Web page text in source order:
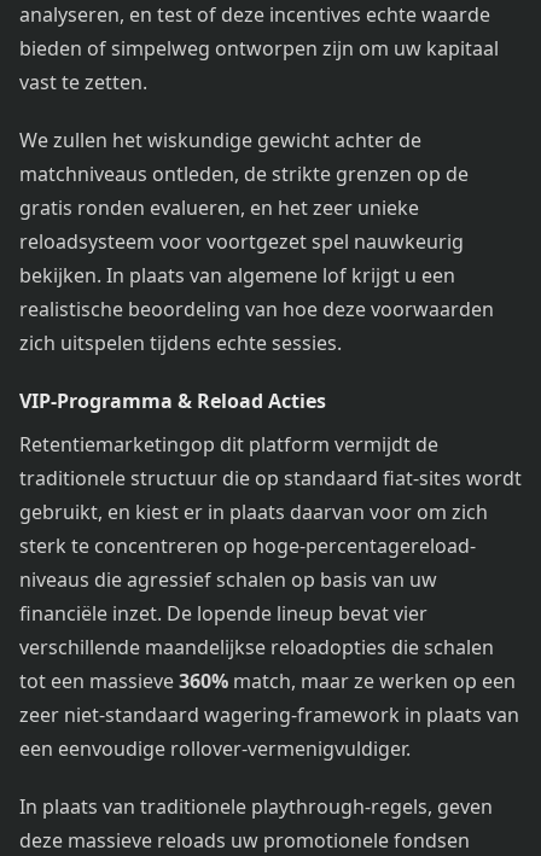
analyseren, en test of deze incentives echte waarde
bieden of simpelweg ontworpen zijn om uw kapitaal
vast te zetten.
We zullen het wiskundige gewicht achter de
matchniveaus ontleden, de strikte grenzen op de
gratis ronden evalueren, en het zeer unieke
reloadsysteem voor voortgezet spel nauwkeurig
bekijken. In plaats van algemene lof krijgt u een
realistische beoordeling van hoe deze voorwaarden
zich uitspelen tijdens echte sessies.
VIP-Programma & Reload Acties
Retentiemarketingop dit platform vermijdt de
traditionele structuur die op standaard fiat-sites wordt
gebruikt, en kiest er in plaats daarvan voor om zich
sterk te concentreren op hoge-percentagereload-
niveaus die agressief schalen op basis van uw
financiële inzet. De lopende lineup bevat vier
verschillende maandelijkse reloadopties die schalen
tot een massieve360% match, maar ze werken op een
zeer niet-standaard wagering-framework in plaats van
een eenvoudige rollover-vermenigvuldiger.
In plaats van traditionele playthrough-regels, geven
deze massieve reloads uw promotionele fondsen